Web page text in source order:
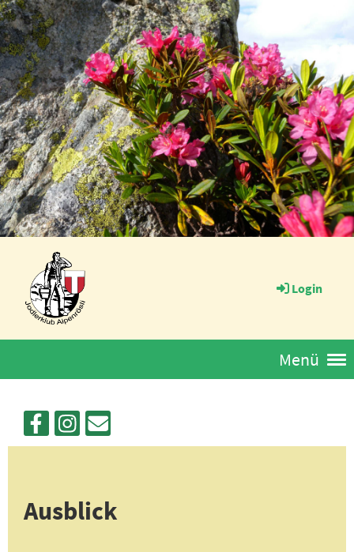
Login
Menü
Ausblick